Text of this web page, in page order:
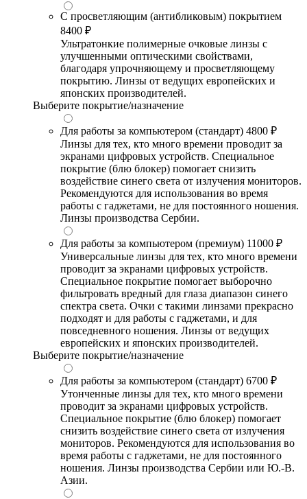
С просветляющим (антибликовым) покрытием
8400 ₽
Ультратонкие полимерные очковые линзы с
улучшенными оптическими свойствами,
благодаря упрочняющему и просветляющему
покрытию. Линзы от ведущих европейских и
японских производителей.
Выберите покрытие/назначение
Для работы за компьютером (стандарт) 4800 ₽
Линзы для тех, кто много времени проводит за
экранами цифровых устройств. Специальное
покрытие (блю блокер) помогает снизить
воздействие синего света от излучения мониторов.
Рекомендуются для использования во время
работы с гаджетами, не для постоянного ношения.
Линзы производства Сербии.
Для работы за компьютером (премиум) 11000 ₽
Универсальные линзы для тех, кто много времени
проводит за экранами цифровых устройств.
Специальное покрытие помогает выборочно
фильтровать вредный для глаза диапазон синего
спектра света. Очки с такими линзами прекрасно
подходят и для работы с гаджетами, и для
повседневного ношения. Линзы от ведущих
европейских и японских производителей.
Выберите покрытие/назначение
Для работы за компьютером (стандарт) 6700 ₽
Утонченные линзы для тех, кто много времени
проводит за экранами цифровых устройств.
Специальное покрытие (блю блокер) помогает
снизить воздействие синего света от излучения
мониторов. Рекомендуются для использования во
время работы с гаджетами, не для постоянного
ношения. Линзы производства Сербии или Ю.-В.
Азии.